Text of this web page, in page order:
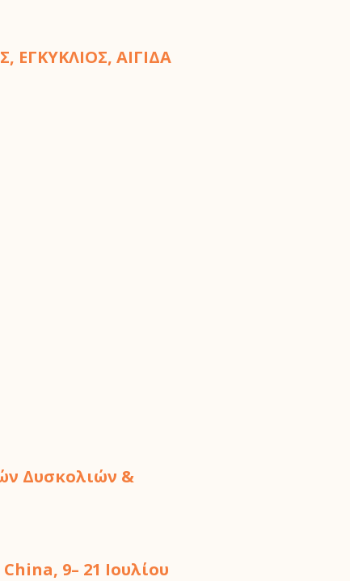
ΕΓΚΥΚΛΙΟΣ, ΑΙΓΙΔΑ
Δυσκολιών &
9– 21 Ιουλίου